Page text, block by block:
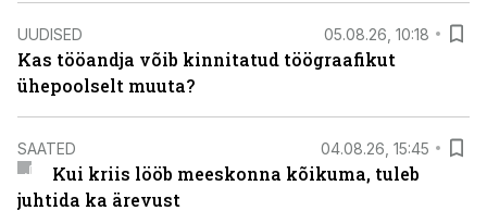
UUDISED 05.08.26, 10:18
Kas tööandja võib kinnitatud töögraafikut
ühepoolselt muuta?
SAATED 04.08.26, 15:45
Kui kriis lööb meeskonna kõikuma, tuleb
juhtida ka ärevust